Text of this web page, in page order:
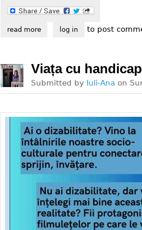
read moreabout grupul dizabil eu a
log in to post
Viața cu handicap
Submitted by Iuli-Ana on